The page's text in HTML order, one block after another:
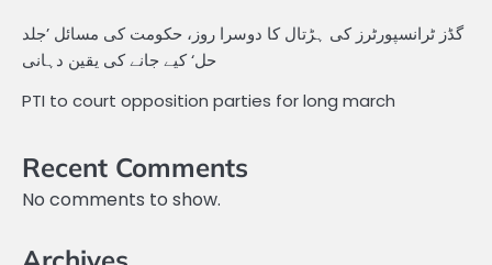
گڈز ٹرانسپورٹرز کی ہڑتال کا دوسرا روز، حکومت کی مسائل ’جلد
حل‘ کیے جانے کی یقین دہانی
PTI to court opposition parties for long march
Recent Comments
No comments to show.